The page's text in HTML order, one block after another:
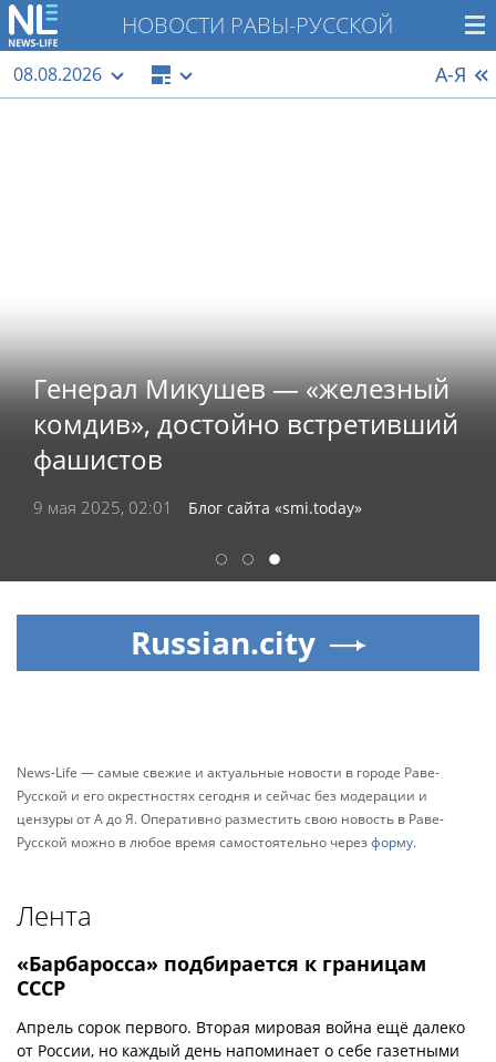
НОВОСТИ РАВЫ-РУССКОЙ
08.08.2026 А-Я
Генерал Микушев — «железный
комдив», достойно встретивший
фашистов
9 мая 2025, 02:01 Блог сайта «smi.today»
1 2 3
Russian.city
News-Life — самые свежие и актуальные новости в городе Раве-
Русской и его окрестностях сегодня и сейчас без модерации и
цензуры от А до Я. Оперативно разместить свою новость в Раве-
Русской можно в любое время самостоятельно черезформу.
Лента
«Барбаросса» подбирается к границам
СССР
Апрель сорок первого. Вторая мировая война ещё далеко
от России, но каждый день напоминает о себе газетными